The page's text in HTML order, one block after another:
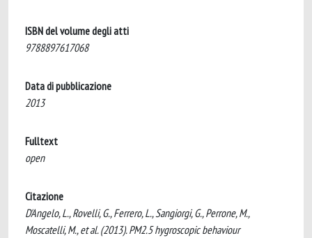
ISBN del volume degli atti
9788897617068
Data di pubblicazione
2013
Fulltext
open
Citazione
D'Angelo, L., Rovelli, G., Ferrero, L., Sangiorgi, G., Perrone, M.,
Moscatelli, M., et al. (2013). PM2.5 hygroscopic behaviour